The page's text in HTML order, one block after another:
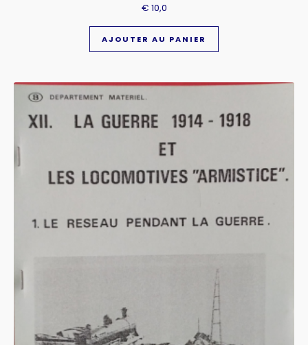
€ 10,0
AJOUTER AU PANIER